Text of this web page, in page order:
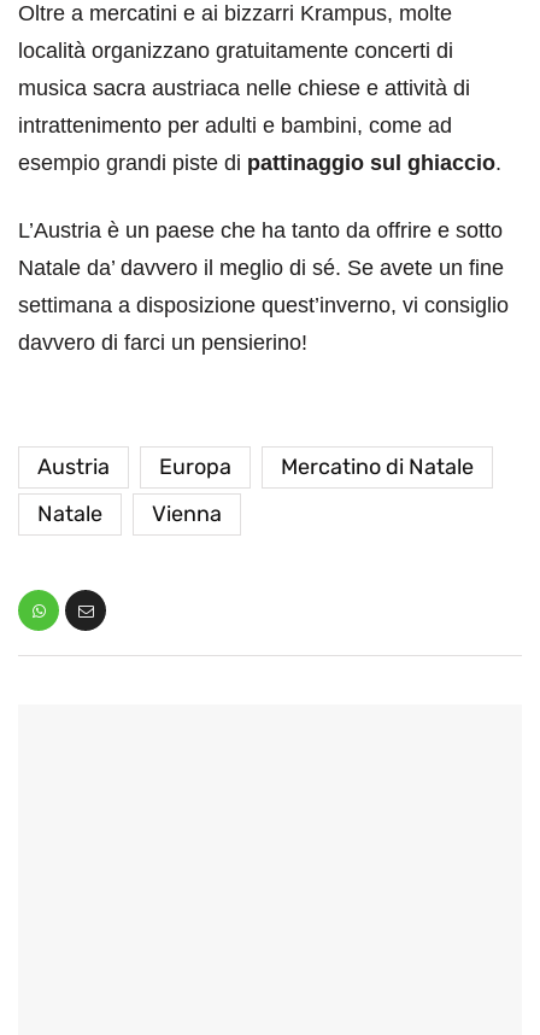
Oltre a mercatini e ai bizzarri Krampus, molte
località organizzano gratuitamente concerti di
musica sacra austriaca nelle chiese e attività di
intrattenimento per adulti e bambini, come ad
esempio grandi piste di pattinaggio sul ghiaccio.
L’Austria è un paese che ha tanto da offrire e sotto
Natale da’ davvero il meglio di sé. Se avete un fine
settimana a disposizione quest’inverno, vi consiglio
davvero di farci un pensierino!
Austria Europa
Mercatino di Natale
Natale
Vienna